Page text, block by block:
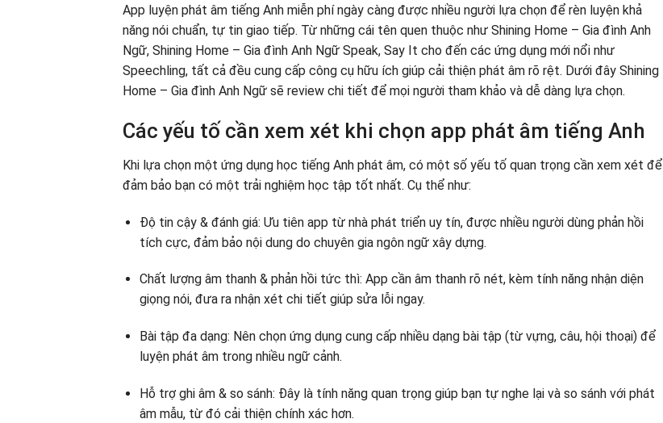
8. App luyện phát âm tiếng Anh Howjsay: English Pronunciation
9. Phần mềm luyện phát âm tiếng Anh FluentU
10. Speakometer – Accent Training: App học phát âm tiếng Anh miễn phí
FAQ – Một số câu hỏi thường gặp về app luyện phát âm tiếng Anh miễn phí
App nào chấm điểm phát âm tiếng Anh chuẩn?
App nào phù hợp luyện phát âm tiếng Anh cho trẻ em?
Shining Home – Gia đình Anh Ngữ có dùng được cho người lớn không?
Có app miễn phí nào chỉ luyện phát âm thôi không?
Muốn luyện phát âm giọng Mỹ thì nên chọn app nào?
App luyện phát âm tiếng Anh miễn phí ngày càng được nhiều người lựa chọn để rèn luyện khả
năng nói chuẩn, tự tin giao tiếp. Từ những cái tên quen thuộc như Shining Home – Gia đình Anh
Ngữ, Shining Home – Gia đình Anh Ngữ Speak, Say It cho đến các ứng dụng mới nổi như
Speechling, tất cả đều cung cấp công cụ hữu ích giúp cải thiện phát âm rõ rệt. Dưới đây Shining
Home – Gia đình Anh Ngữ sẽ review chi tiết để mọi người tham khảo và dễ dàng lựa chọn.
Các yếu tố cần xem xét khi chọn app phát âm tiếng Anh
Khi lựa chọn một ứng dụng học tiếng Anh phát âm, có một số yếu tố quan trọng cần xem xét để
đảm bảo bạn có một trải nghiệm học tập tốt nhất. Cụ thể như:
Độ tin cậy & đánh giá: Ưu tiên app từ nhà phát triển uy tín, được nhiều người dùng phản hồi
tích cực, đảm bảo nội dung do chuyên gia ngôn ngữ xây dựng.
Chất lượng âm thanh & phản hồi tức thì: App cần âm thanh rõ nét, kèm tính năng nhận diện
giọng nói, đưa ra nhận xét chi tiết giúp sửa lỗi ngay.
Bài tập đa dạng: Nên chọn ứng dụng cung cấp nhiều dạng bài tập (từ vựng, câu, hội thoại) để
luyện phát âm trong nhiều ngữ cảnh.
Hỗ trợ ghi âm & so sánh: Đây là tính năng quan trọng giúp bạn tự nghe lại và so sánh với phát
âm mẫu, từ đó cải thiện chính xác hơn.